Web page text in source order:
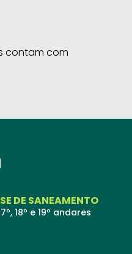
contam com
DE SANEAMENTO
18º e 19º andares